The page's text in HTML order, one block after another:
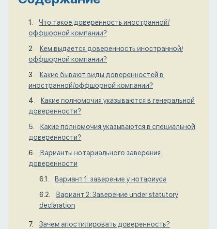
Что такое доверенность иностранной/
оффшорной компании?
Кем выдается доверенность иностранной/
оффшорной компании?
Какие бывают виды доверенностей в
иностранной/оффшорной компании?
Какие полномочия указываются в генеральной
доверенности?
Какие полномочия указываются в специальной
доверенности?
Варианты нотариального заверения
доверенности
Вариант 1: заверение у нотариуса
Вариант 2: Заверение under statutory
declaration
Зачем апостилировать доверенность?